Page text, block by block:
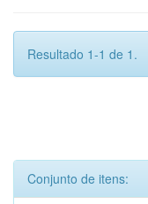
Resultado 1-1 de 1.
Conjunto de itens: